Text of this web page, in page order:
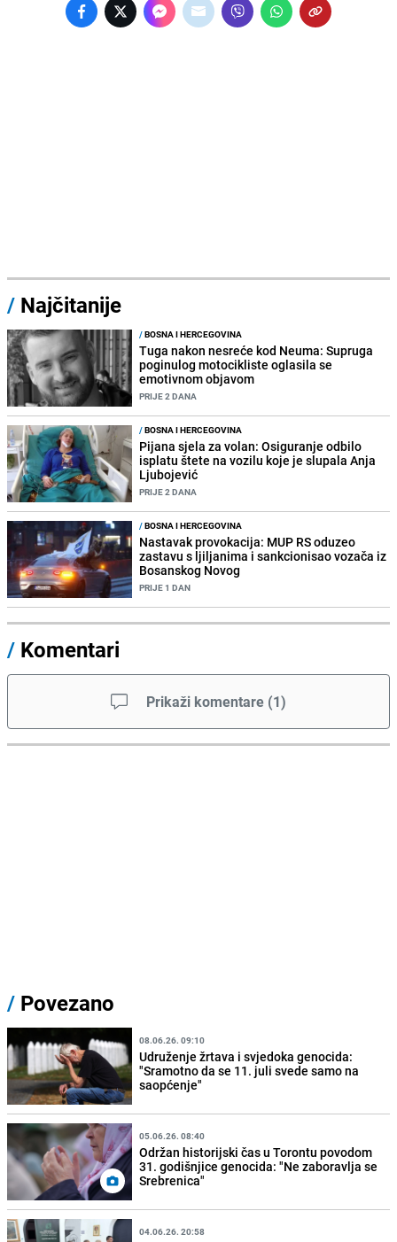
/ Najčitanije
/BOSNA I HERCEGOVINA
Tuga nakon nesreće kod Neuma: Supruga
poginulog motocikliste oglasila se
emotivnom objavom
PRIJE 2 DANA
/BOSNA I HERCEGOVINA
Pijana sjela za volan: Osiguranje odbilo
isplatu štete na vozilu koje je slupala Anja
Ljubojević
PRIJE 2 DANA
/BOSNA I HERCEGOVINA
Nastavak provokacija: MUP RS oduzeo
zastavu s ljiljanima i sankcionisao vozača iz
Bosanskog Novog
PRIJE 1 DAN
/ Komentari
Prikaži komentare (1)
/ Povezano
08.06.26. 09:10
Udruženje žrtava i svjedoka genocida:
"Sramotno da se 11. juli svede samo na
saopćenje"
05.06.26. 08:40
Održan historijski čas u Torontu povodom
31. godišnjice genocida: "Ne zaboravlja se
Srebrenica"
04.06.26. 20:58